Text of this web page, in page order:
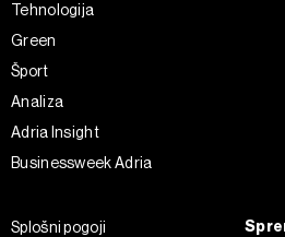
Tehnologija
Green
Šport
Analiza
Adria Insight
Businessweek Adria
Splošni pogoji